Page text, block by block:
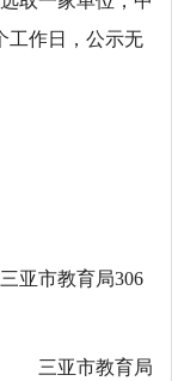
工作日，公示无
亚市教育局306
三亚市教育局